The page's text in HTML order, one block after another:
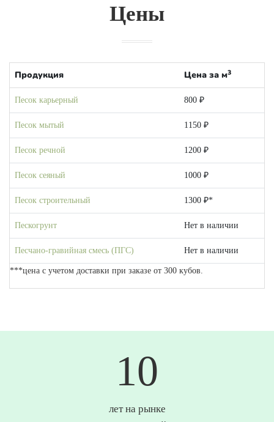
Цены
Продукция Цена за м3
Песок карьерный 800 ₽
Песок мытый 1150 ₽
Песок речной 1200 ₽
Песок сеяный 1000 ₽
Песок строительный 1300 ₽*
Пескогрунт Нет в наличии
Песчано-гравийная смесь (ПГС) Нет в наличии
***цена с учетом доставки при заказе от 300 кубов.
10
лет на рынке